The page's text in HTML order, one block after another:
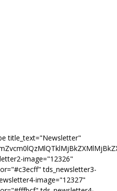
title_text="Newsletter"
image="12326"
tds_newsletter3-
image="12327"